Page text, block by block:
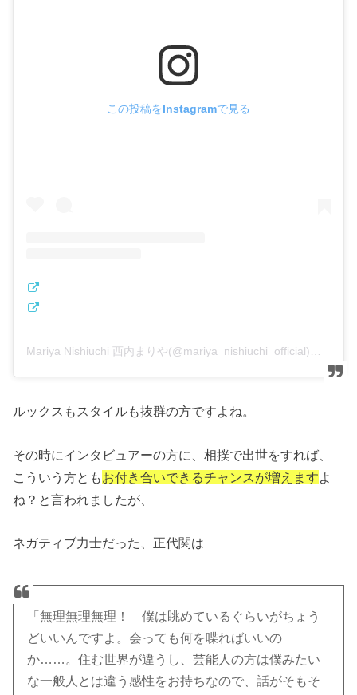
この投稿をInstagramで見る
Mariya Nishiuchi 西内まりや(@mariya_nishiuchi_official)がシェアした投稿
ルックスもスタイルも抜群の方ですよね。
その時にインタビュアーの方に、相撲で出世をすれば、
こういう方ともお付き合いできるチャンスが増えますよ
ね？と言われましたが、
ネガティブ力士だった、正代関は
「無理無理無理！ 僕は眺めているぐらいがちょう
どいいんですよ。会っても何を喋ればいいの
か……。住む世界が違うし、芸能人の方は僕みたい
な一般人とは違う感性をお持ちなので、話がそもそ